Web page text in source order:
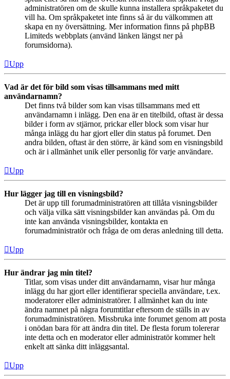
administratören om de skulle kunna installera språkpaketet du
vill ha. Om språkpaketet inte finns så är du välkommen att
skapa en ny översättning. Mer information finns på phpBB
Limiteds webbplats (använd länken längst ner på
forumsidorna).
Upp
Vad är det för bild som visas tillsammans med mitt
användarnamn?
Det finns två bilder som kan visas tillsammans med ett
användarnamn i inlägg. Den ena är en titelbild, oftast är dessa
bilder i form av stjärnor, prickar eller block som visar hur
många inlägg du har gjort eller din status på forumet. Den
andra bilden, oftast är den större, är känd som en visningsbild
och är i allmänhet unik eller personlig för varje användare.
Upp
Hur lägger jag till en visningsbild?
Det är upp till forumadministratören att tillåta visningsbilder
och välja vilka sätt visningsbilder kan användas på. Om du
inte kan använda visningsbilder, kontakta en
forumadministratör och fråga de om deras anledning till detta.
Upp
Hur ändrar jag min titel?
Titlar, som visas under ditt användarnamn, visar hur många
inlägg du har gjort eller identifierar speciella användare, t.ex.
moderatorer eller administratörer. I allmänhet kan du inte
ändra namnet på några forumtitlar eftersom de ställs in av
forumadministratören. Missbruka inte forumet genom att posta
i onödan bara för att ändra din titel. De flesta forum tolererar
inte detta och en moderator eller administratör kommer helt
enkelt att sänka ditt inläggsantal.
Upp